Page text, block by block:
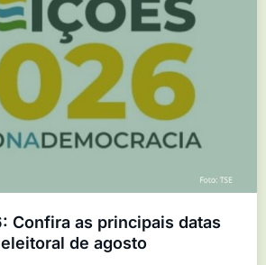
Confira as principais datas
de agosto